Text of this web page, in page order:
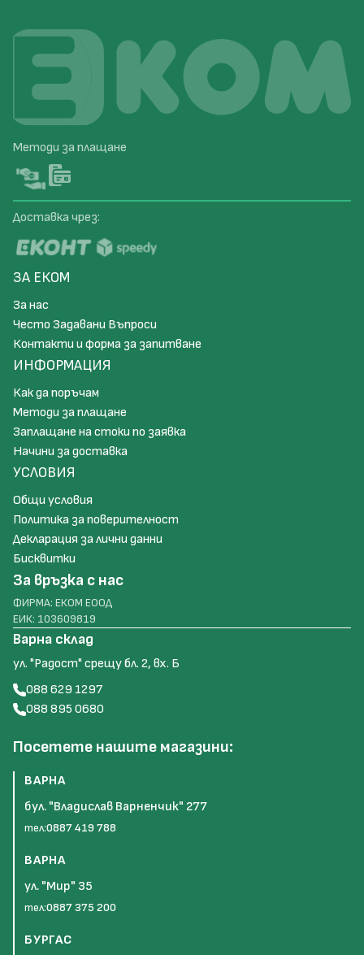
Методи за плащане
Доставка чрез:
ЗА ЕКОМ
За нас
Често Задавани Въпроси
Контакти и форма за запитване
ИНФОРМАЦИЯ
Как да поръчам
Методи за плащане
Заплащане на стоки по заявка
Начини за доставка
УСЛОВИЯ
Общи условия
Политика за поверителност
Декларация за лични данни
Бисквитки
За връзка с нас
ФИРМА: ЕКОМ ЕООД
ЕИК: 103609819
Варна склад
ул. "Радост" срещу бл. 2, вх. Б
088 629 1297
088 895 0680
Посетете нашите магазини:
ВАРНА
бул. "Владислав Варненчик" 277
тел:0887 419 788
ВАРНА
ул. "Мир" 35
тел:0887 375 200
БУРГАС